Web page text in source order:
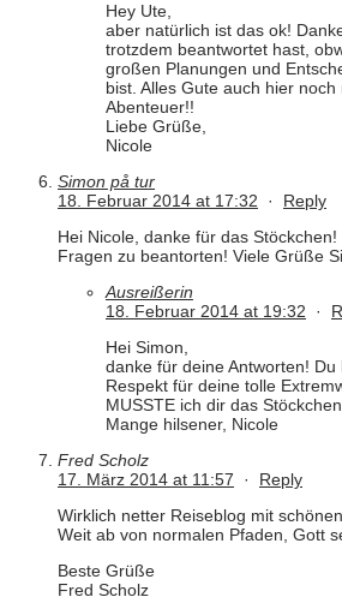
Hey Ute,
aber natürlich ist das ok!
trotzdem beantwortet hast,
großen Planungen und
bist. Alles Gute auch hier
Abenteuer!!
Liebe Grüße,
Nicole
Simon på tur
18. Februar 2014 at 17:32 · Reply
Hei Nicole, danke für das
Fragen zu beantorten! Viele Grüße
Ausreißerin
18. Februar 2014 at 19:32 ·
Hei Simon,
danke für deine Antworten!
Respekt für deine tolle
MUSSTE ich dir das
Mange hilsener, Nicole
Fred Scholz
17. März 2014 at 11:57 · Reply
Wirklich netter Reiseblog mit
Weit ab von normalen Pfaden, Gott
Beste Grüße
Fred Scholz